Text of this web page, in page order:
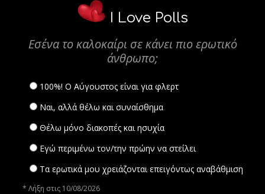
I Love Polls
Εσένα το καλοκαίρι σε κάνει πιο ερωτικό
άνθρωπο;
100%! Ο Αύγουστος είναι για φλερτ
Ναι, αλλά θέλω και συναίσθημα
Θέλω μόνο διακοπές και ησυχία
Εγώ περιμένω τον/την πρώην να στείλει
Τα ερωτικά μου χρειάζονται επειγόντως αναβάθμιση
* Λήξη στις 10/08/2026